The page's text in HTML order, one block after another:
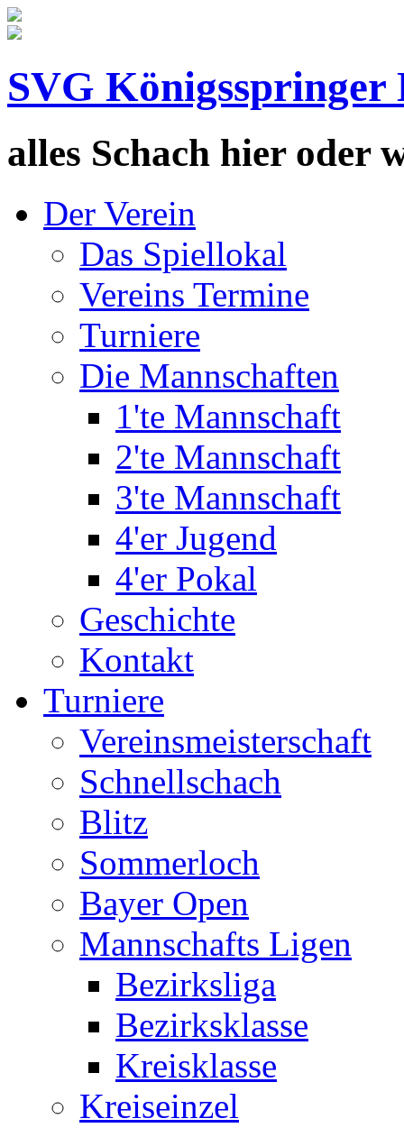
SVG Königsspringer
alles Schach hier oder
Der Verein
Das Spiellokal
Vereins Termine
Turniere
Die Mannschaften
1'te Mannschaft
2'te Mannschaft
3'te Mannschaft
4'er Jugend
4'er Pokal
Geschichte
Kontakt
Turniere
Vereinsmeisterschaft
Schnellschach
Blitz
Sommerloch
Bayer Open
Mannschafts Ligen
Bezirksliga
Bezirksklasse
Kreisklasse
Kreiseinzel